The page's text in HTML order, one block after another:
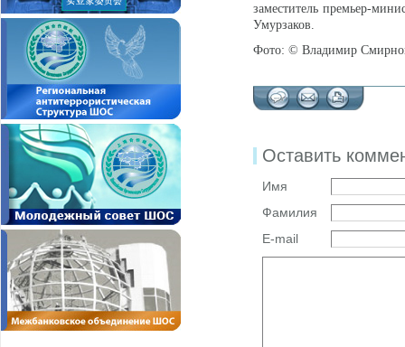
заместитель премьер-
Умурзаков.
Фото: © Владимир
Оставить
Имя
Фамилия
E-mail